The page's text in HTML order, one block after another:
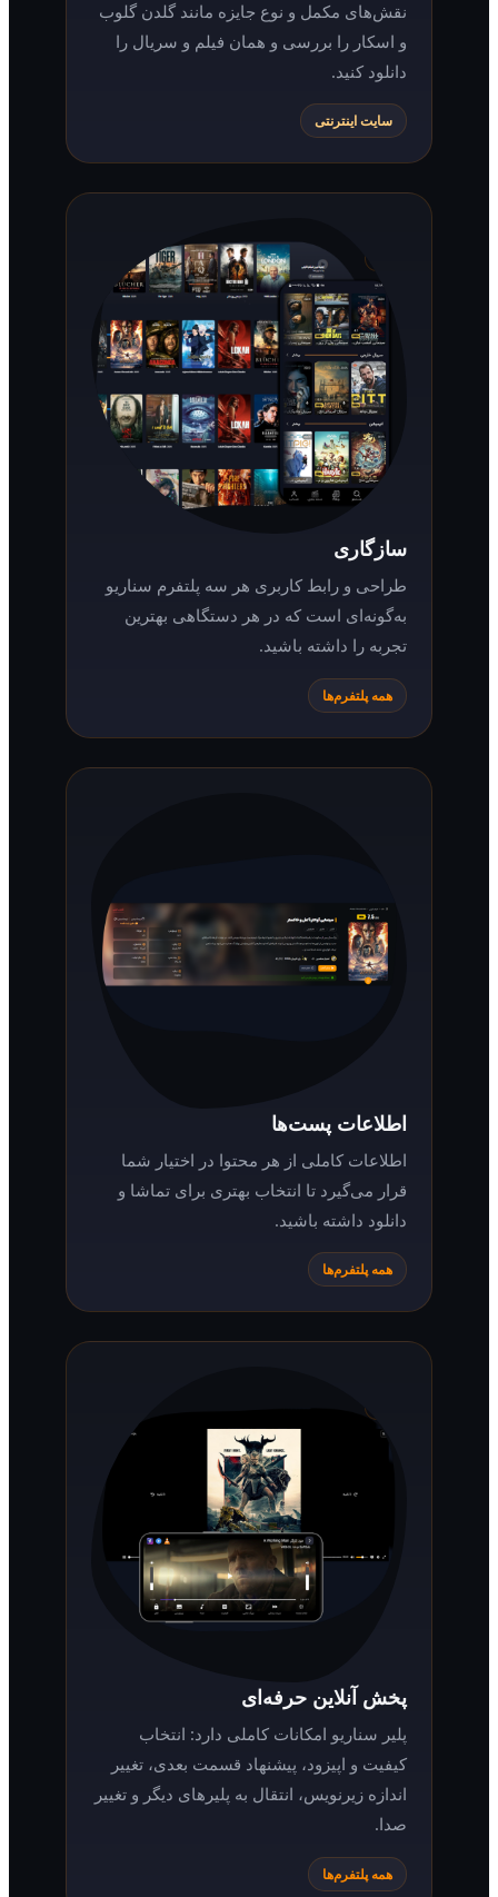
نقش‌های مکمل و نوع جایزه مانند گلدن گلوب
و اسکار را بررسی و همان فیلم و سریال را
دانلود کنید.
سایت اینترنتی
سازگاری
طراحی و رابط کاربری هر سه پلتفرم سناریو
به‌گونه‌ای است که در هر دستگاهی بهترین
تجربه را داشته باشید.
همه پلتفرم‌ها
اطلاعات پست‌ها
اطلاعات کاملی از هر محتوا در اختیار شما
قرار می‌گیرد تا انتخاب بهتری برای تماشا و
دانلود داشته باشید.
همه پلتفرم‌ها
پخش آنلاین حرفه‌ای
پلیر سناریو امکانات کاملی دارد: انتخاب
کیفیت و اپیزود، پیشنهاد قسمت بعدی، تغییر
اندازه زیرنویس، انتقال به پلیرهای دیگر و تغییر
صدا.
همه پلتفرم‌ها